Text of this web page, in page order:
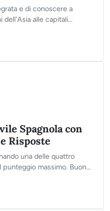
e di conoscere a
dell'Asia alle capitali
il tuo punteggio finale!
Spagnola con
Risposte
una delle quattro
massimo. Buona